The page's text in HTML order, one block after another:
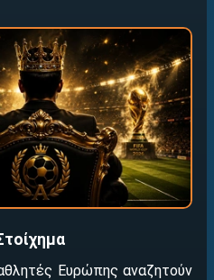
Ευρώπης αναζητούν